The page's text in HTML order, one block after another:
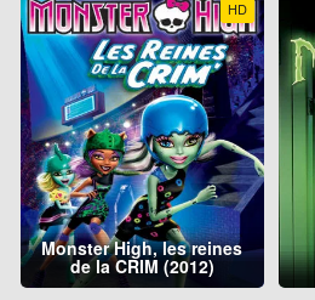
HD
Monster High, les reines
de la CRIM (2012)